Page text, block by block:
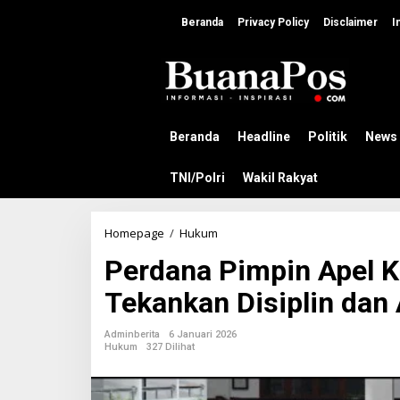
e
Beranda Privacy Policy Disclaimer
Beranda Headline Politik News
TNI/Polri Wakil Rakyat
Homepage / Hukum
r
d
a
n
a
m
p
Perdana Pimpin Apel
Tekankan Disiplin
Adminberita
6 Januari 2026
Hukum
327 Dilihat